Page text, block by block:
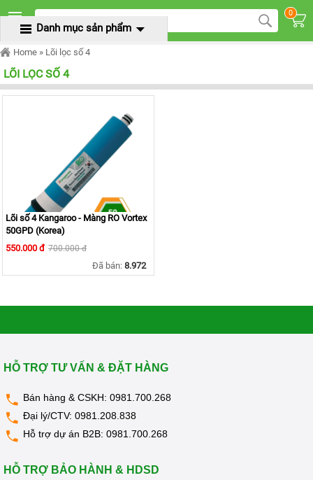
MENU
0
TRANG
CHỦ
MÁY
LỌC
NƯỚC
KANGAROO
ÂM
LỌC
NƯỚC
KANGAROO
ĐỂ
LỌC
NƯỚC
MÁY
LỌC
NƯỚC
KANGAROO
Danh mục sản phẩm
Home » Lõi lọc số 4
LÕI LỌC SỐ 4
Lõi số 4 Kangaroo - Màng RO Vortex
50GPD (Korea)
550.000 đ 700.000 đ
Đã bán: 8.972
HỖ TRỢ TƯ VẤN & ĐẶT HÀNG
Bán hàng & CSKH: 0981.700.268
Đại lý/CTV: 0981.208.838
Hỗ trợ dự án B2B: 0981.700.268
HỖ TRỢ BẢO HÀNH & HDSD